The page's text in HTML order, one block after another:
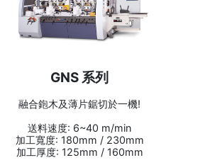
GNS 系列
融合鉋木及薄片鋸切於一機!
送料速度: 6~40 m/min
加工寬度: 180mm / 230mm
加工厚度: 125mm / 160mm